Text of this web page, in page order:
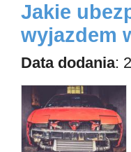
Jakie
wyjazdem
Data dodania: